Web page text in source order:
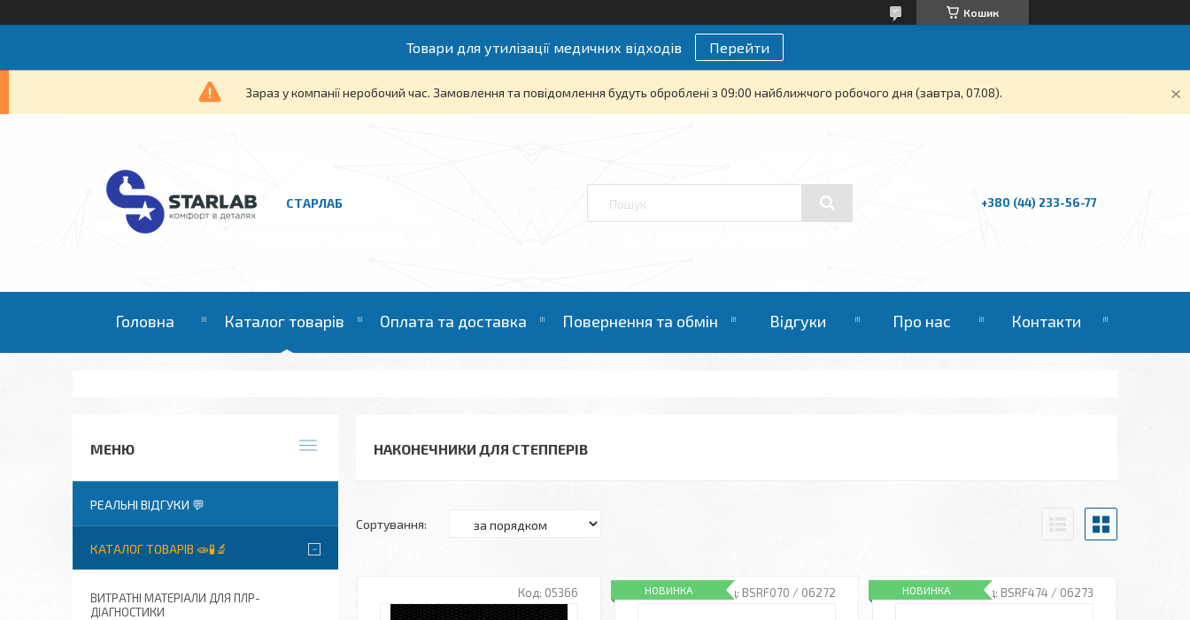
Кошик
Товари для утилізації медичних відходів Перейти
Зараз у компанії неробочий час. Замовлення та повідомлення будуть оброблені з 09:00 найближчого робочого дня (завтра, 07.08).
СТАРЛАБ +380 (44) 233-56-77
Головна Каталог товарів Оплата та доставка Повернення та обмін Відгуки Про нас Контакти
НАКОНЕЧНИКИ ДЛЯ СТЕППЕРІВ
05366 BSRF070 / 06272
НОВИНКА BSRF474 / 06273
НОВИНКА
РЕАЛЬНІ ВІДГУКИ 💬
КАТАЛОГ ТОВАРІВ 🧫🧪🔬
ВИТРАТНІ МАТЕРІАЛИ ДЛЯ ПЛР-
ДІАГНОСТИКИ